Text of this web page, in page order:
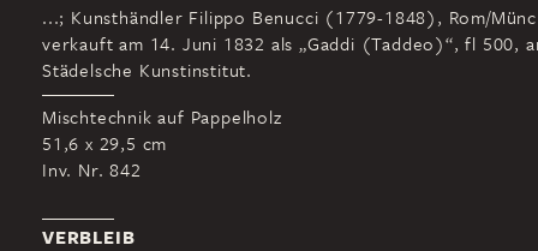
...; Kunsthändler Filippo Benucci (1779-1848), Rom/
verkauft am 14. Juni 1832 als „Gaddi (Taddeo)“, fl 500,
Städelsche Kunstinstitut.
Mischtechnik auf Pappelholz
51,6 x 29,5 cm
Inv. Nr. 842
VERBLEIB